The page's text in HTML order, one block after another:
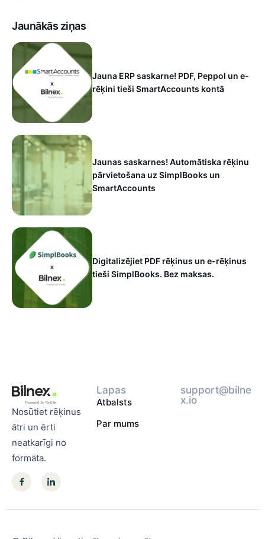
Jaunākās ziņas
Jauna ERP saskarne! PDF, Peppol un e-
rēķini tieši SmartAccounts kontā
Jaunas saskarnes! Automātiska rēķinu
pārvietošana uz SimplBooks un
SmartAccounts
Digitalizējiet PDF rēķinus un e-rēķinus
tieši SimplBooks. Bez maksas.
Nosūtiet rēķinus
ātri un ērti
neatkarīgi no
formāta.
Lapas
Atbalsts
Par mums
support@bilne
x.io